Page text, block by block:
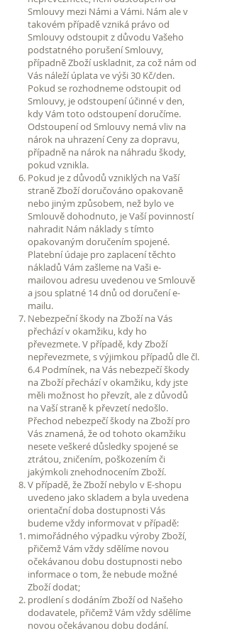
Smlouvy mezi Námi a Vámi. Nám ale v
takovém případě vzniká právo od
Smlouvy odstoupit z důvodu Vašeho
podstatného porušení Smlouvy,
případně Zboží uskladnit, za což nám od
Vás náleží úplata ve výši 30 Kč/den.
Pokud se rozhodneme odstoupit od
Smlouvy, je odstoupení účinné v den,
kdy Vám toto odstoupení doručíme.
Odstoupení od Smlouvy nemá vliv na
nárok na uhrazení Ceny za dopravu,
případně na nárok na náhradu škody,
pokud vznikla.
Pokud je z důvodů vzniklých na Vaší
straně Zboží doručováno opakovaně
nebo jiným způsobem, než bylo ve
Smlouvě dohodnuto, je Vaší povinností
nahradit Nám náklady s tímto
opakovaným doručením spojené.
Platební údaje pro zaplacení těchto
nákladů Vám zašleme na Vaši e-
mailovou adresu uvedenou ve Smlouvě
a jsou splatné 14 dnů od doručení e-
mailu.
Nebezpeční škody na Zboží na Vás
přechází v okamžiku, kdy ho
převezmete. V případě, kdy Zboží
nepřevezmete, s výjimkou případů dle čl.
6.4 Podmínek, na Vás nebezpečí škody
na Zboží přechází v okamžiku, kdy jste
měli možnost ho převzít, ale z důvodů
na Vaší straně k převzetí nedošlo.
Přechod nebezpečí škody na Zboží pro
Vás znamená, že od tohoto okamžiku
nesete veškeré důsledky spojené se
ztrátou, zničením, poškozením či
jakýmkoli znehodnocením Zboží.
V případě, že Zboží nebylo v E-shopu
uvedeno jako skladem a byla uvedena
orientační doba dostupnosti Vás
budeme vždy informovat v případě:
mimořádného výpadku výroby Zboží,
přičemž Vám vždy sdělíme novou
očekávanou dobu dostupnosti nebo
informace o tom, že nebude možné
Zboží dodat;
prodlení s dodáním Zboží od Našeho
dodavatele, přičemž Vám vždy sdělíme
novou očekávanou dobu dodání.